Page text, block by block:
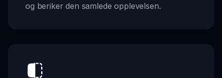
og beriker den samlede opplevelsen.